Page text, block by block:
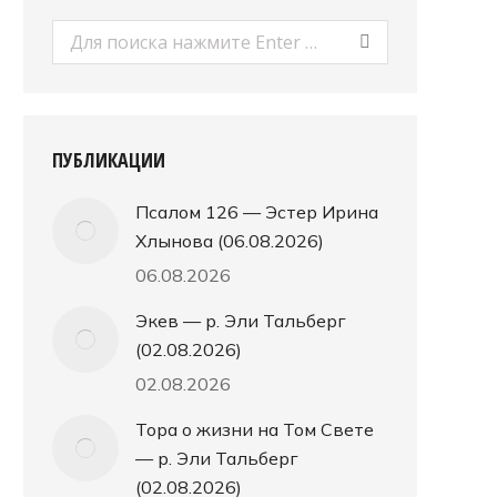
Поиск:
ПУБЛИКАЦИИ
Псалом 126 — Эстер Ирина
Хлынова (06.08.2026)
06.08.2026
Экев — р. Эли Тальберг
(02.08.2026)
02.08.2026
Тора о жизни на Том Свете
— р. Эли Тальберг
(02.08.2026)